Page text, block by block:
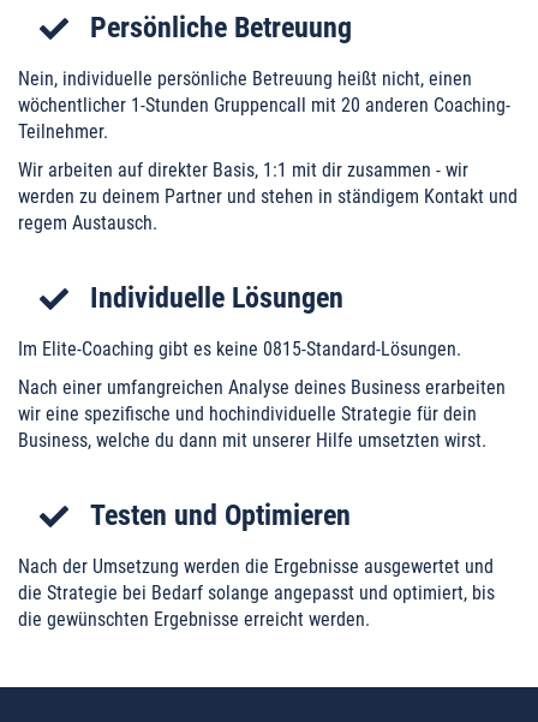
Persönliche Betreuung
Nein, individuelle persönliche Betreuung heißt nicht, einen
wöchentlicher 1-Stunden Gruppencall mit 20 anderen Coaching-
Teilnehmer.
Wir arbeiten auf direkter Basis, 1:1 mit dir zusammen - wir
werden zu deinem Partner und stehen in ständigem Kontakt und
regem Austausch.
Individuelle Lösungen
Im Elite-Coaching gibt es keine 0815-Standard-Lösungen.
Nach einer umfangreichen Analyse deines Business erarbeiten
wir eine spezifische und hochindividuelle Strategie für dein
Business, welche du dann mit unserer Hilfe umsetzten wirst.
Testen und Optimieren
Nach der Umsetzung werden die Ergebnisse ausgewertet und
die Strategie bei Bedarf solange angepasst und optimiert, bis
die gewünschten Ergebnisse erreicht werden.